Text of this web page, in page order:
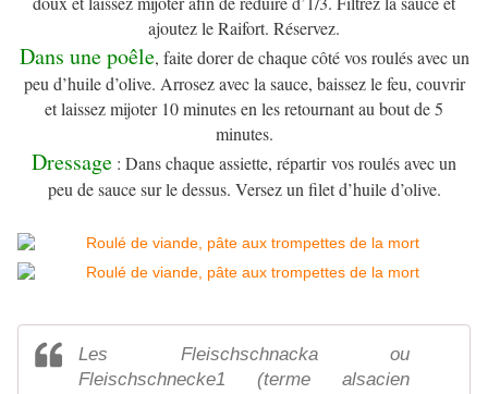
ajoutez le Raifort. Réservez.
Dans une poêle, faite dorer de chaque côté vos roulés avec un
peu d’huile d’olive. Arrosez avec la sauce, baissez le feu, couvrir
et laissez mijoter 10 minutes en les retournant au bout de 5
minutes.
Dressage : Dans chaque assiette, répartir vos roulés avec un
peu de sauce sur le dessus. Versez un filet d’huile d’olive.
Les Fleischschnacka ou
Fleischschnecke1 (terme alsacien